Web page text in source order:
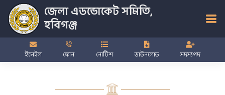
জেলা এডভোকেট সমিতি,
হবিগঞ্জ
ইমেইল ফোন নোটিশ ডাউনলোড সদস্যপদ